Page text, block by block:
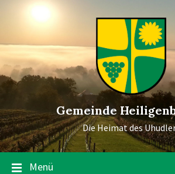
Gemeinde
Die Heimat des
Menü